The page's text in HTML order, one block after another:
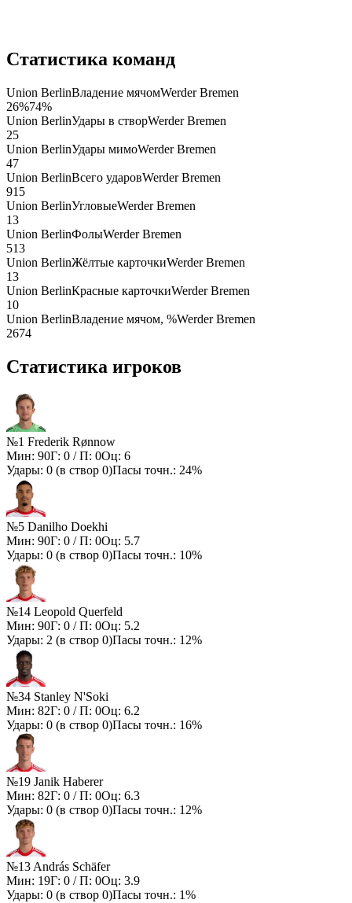
Статистика команд
Union BerlinВладение мячомWerder Bremen
26%74%
Union BerlinУдары в створWerder Bremen
25
Union BerlinУдары мимоWerder Bremen
47
Union BerlinВсего ударовWerder Bremen
915
Union BerlinУгловыеWerder Bremen
13
Union BerlinФолыWerder Bremen
513
Union BerlinЖёлтые карточкиWerder Bremen
13
Union BerlinКрасные карточкиWerder Bremen
10
Union BerlinВладение мячом, %Werder Bremen
2674
Статистика игроков
№1 Frederik Rønnow
Мин: 90Г: 0 / П: 0Оц: 6
Удары: 0 (в створ 0)Пасы точн.: 24%
№5 Danilho Doekhi
Мин: 90Г: 0 / П: 0Оц: 5.7
Удары: 0 (в створ 0)Пасы точн.: 10%
№14 Leopold Querfeld
Мин: 90Г: 0 / П: 0Оц: 5.2
Удары: 2 (в створ 0)Пасы точн.: 12%
№34 Stanley N'Soki
Мин: 82Г: 0 / П: 0Оц: 6.2
Удары: 0 (в створ 0)Пасы точн.: 16%
№19 Janik Haberer
Мин: 82Г: 0 / П: 0Оц: 6.3
Удары: 0 (в створ 0)Пасы точн.: 12%
№13 András Schäfer
Мин: 19Г: 0 / П: 0Оц: 3.9
Удары: 0 (в створ 0)Пасы точн.: 1%